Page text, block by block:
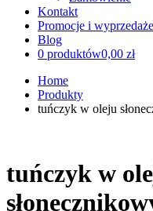
Kontakt
Promocje i wyprzedaże
Blog
0 produktów0,00 zł
Home
Produkty
tuńczyk w oleju
tuńczyk w